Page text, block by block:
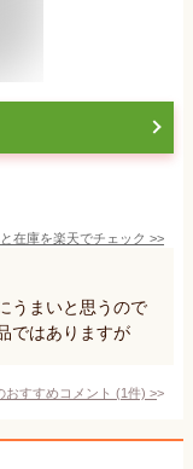
在庫を楽天でチェック >>
うまいと思うので
ではありますが
おすすめコメント (1件) >